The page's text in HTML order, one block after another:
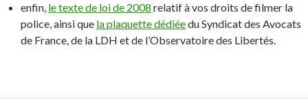
enfin, le texte de loi de 2008 relatif à vos droits de filmer la
police, ainsi que la plaquette dédiéedu Syndicat des Avocats
de France, de la LDH et de l’Observatoire des Libertés.